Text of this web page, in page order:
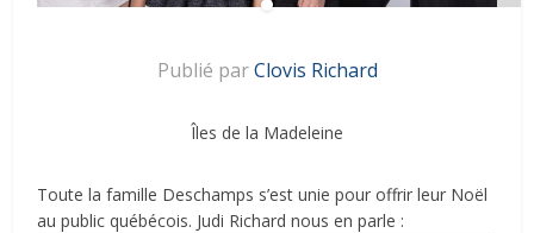
Publié parClovis Richard
Îles de la Madeleine
Toute la famille Deschamps s’est unie pour offrir leur Noël
au public québécois. Judi Richard nous en parle :